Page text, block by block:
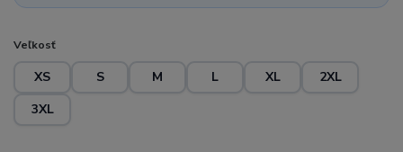
Veľkosť
XS S M L XL
2XL
3XL